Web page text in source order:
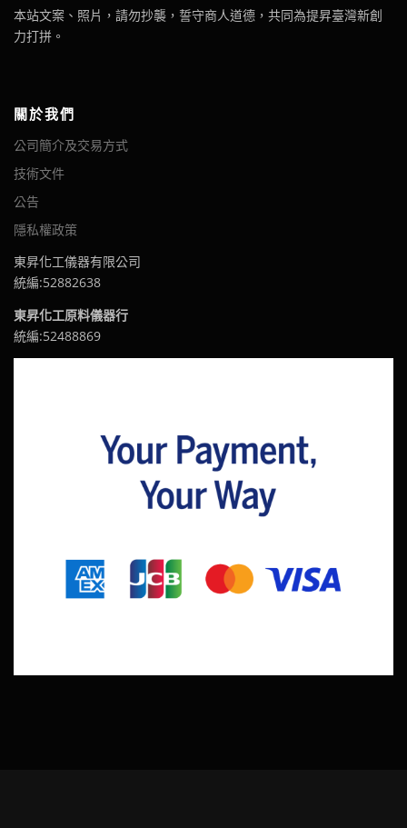
本站文案、照片，請勿抄襲，誓守商人道德，共同為提昇臺灣新創
力打拼。
關於我們
公司簡介及交易方式
技術文件
公告
隱私權政策
東昇化工儀器有限公司
統編:52882638
東昇化工原料儀器行
統編:52488869